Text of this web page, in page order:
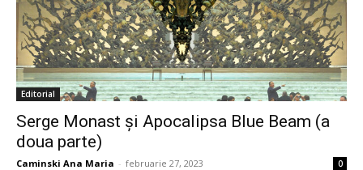
Editorial
Serge Monast și Apocalipsa Blue Beam (a
doua parte)
Caminski Ana Maria - februarie 27, 2023 0